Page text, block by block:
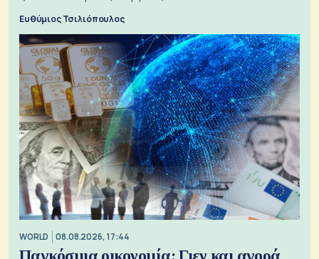
Ευθύμιος Τσιλιόπουλος
WORLD 08.08.2026, 17:44